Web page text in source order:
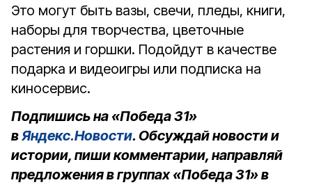
Это могут быть вазы, свечи, пледы, книги,
наборы для творчества, цветочные
растения и горшки. Подойдут в качестве
подарка и видеоигры или подписка на
киносервис.
Подпишись на «Победа 31»
вЯндекс.Новости. Обсуждай новости и
истории, пиши комментарии, направляй
предложения в группах «Победа 31» в